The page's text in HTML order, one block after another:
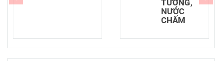
TƯƠNG,
NƯỚC
CHẤM